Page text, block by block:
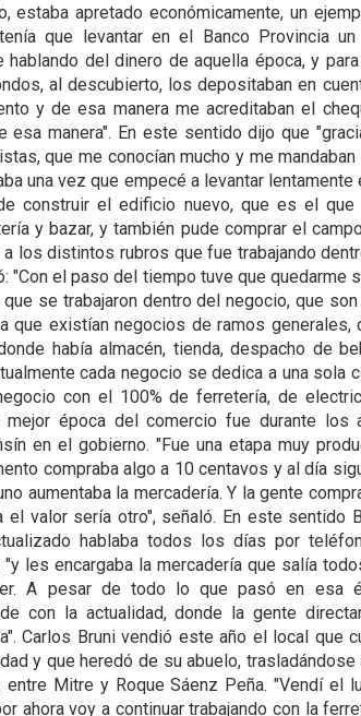
estaba apretado económicamente, un
que levantar en el Banco Provincia
hablando del dinero de aquella época, y
al descubierto, los depositaban en
y de esa manera me acreditaban el
esa manera". En este sentido dijo que
que me conocían mucho y me
una vez que empecé a levantar
construir el edificio nuevo, que es el que
y bazar, y también pude comprar el
a los distintos rubros que fue trabajando
"Con el paso del tiempo tuve que quedarme
se trabajaron dentro del negocio, que
que existían negocios de ramos generales,
había almacén, tienda, despacho de
cada negocio se dedica a una sola
con el 100% de ferretería, de
mejor época del comercio fue durante los
en el gobierno. "Fue una etapa muy
compraba algo a 10 centavos y al día
aumentaba la mercadería. Y la gente
el valor sería otro", señaló. En este sentido
hablaba todos los días por
les encargaba la mercadería que salía
A pesar de todo lo que pasó en esa
con la actualidad, donde la gente
Carlos Bruni vendió este año el local que
y que heredó de su abuelo, trasladándose
entre Mitre y Roque Sáenz Peña. "Vendí el
ahora voy a continuar trabajando con la